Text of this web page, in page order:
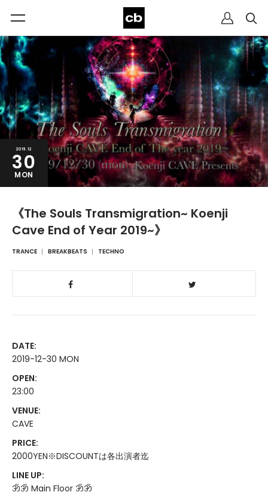
2019.12
30
MON
《The Souls Transmigration~ Koenji
Cave End of Year 2019~》
TRANCE BREAKBEATS TECHNO
DATE:
2019-12-30 MON
OPEN:
23:00
VENUE:
CAVE
PRICE:
2000YEN※DISCOUNTは各出演者迄
LINE UP:
ॐॐ Main Floor ॐॐ